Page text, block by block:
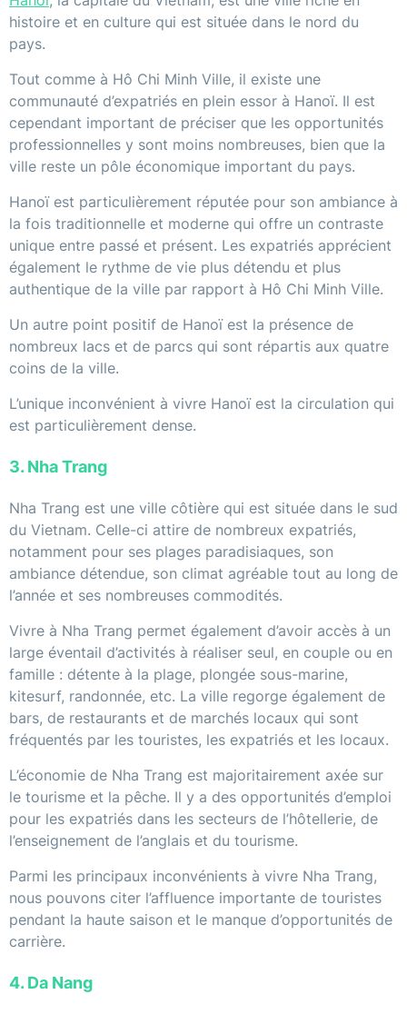
histoire et en culture qui est située dans le nord du
pays.
Tout comme à Hô Chi Minh Ville, il existe une
communauté d’expatriés en plein essor à Hanoï. Il est
cependant important de préciser que les opportunités
professionnelles y sont moins nombreuses, bien que la
ville reste un pôle économique important du pays.
Hanoï est particulièrement réputée pour son ambiance à
la fois traditionnelle et moderne qui offre un contraste
unique entre passé et présent. Les expatriés apprécient
également le rythme de vie plus détendu et plus
authentique de la ville par rapport à Hô Chi Minh Ville.
Un autre point positif de Hanoï est la présence de
nombreux lacs et de parcs qui sont répartis aux quatre
coins de la ville.
L’unique inconvénient à vivre Hanoï est la circulation qui
est particulièrement dense.
3. Nha Trang
Nha Trang est une ville côtière qui est située dans le sud
du Vietnam. Celle-ci attire de nombreux expatriés,
notamment pour ses plages paradisiaques, son
ambiance détendue, son climat agréable tout au long de
l’année et ses nombreuses commodités.
Vivre à Nha Trang permet également d’avoir accès à un
large éventail d’activités à réaliser seul, en couple ou en
famille : détente à la plage, plongée sous-marine,
kitesurf, randonnée, etc. La ville regorge également de
bars, de restaurants et de marchés locaux qui sont
fréquentés par les touristes, les expatriés et les locaux.
L’économie de Nha Trang est majoritairement axée sur
le tourisme et la pêche. Il y a des opportunités d’emploi
pour les expatriés dans les secteurs de l’hôtellerie, de
l’enseignement de l’anglais et du tourisme.
Parmi les principaux inconvénients à vivre Nha Trang,
nous pouvons citer l’affluence importante de touristes
pendant la haute saison et le manque d’opportunités de
carrière.
4. Da Nang